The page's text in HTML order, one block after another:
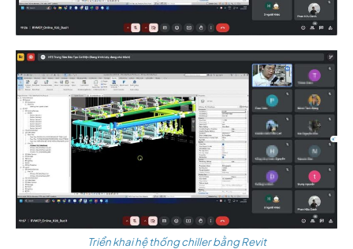
Triển khai hệ thống chiller bằng Revit